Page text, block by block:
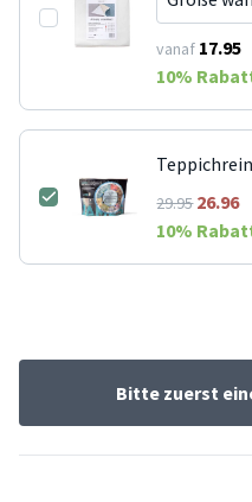
vanaf 17.95
10%
29.9526.96
10%
Bitte zuerst